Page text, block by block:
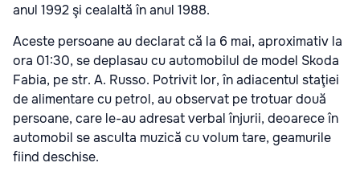
anul 1992 şi cealaltă în anul 1988.
Aceste persoane au declarat că la 6 mai, aproximativ la
ora 01:30, se deplasau cu automobilul de model Skoda
Fabia, pe str. A. Russo. Potrivit lor, în adiacentul staţiei
de alimentare cu petrol, au observat pe trotuar două
persoane, care le-au adresat verbal înjurii, deoarece în
automobil se asculta muzică cu volum tare, geamurile
fiind deschise.